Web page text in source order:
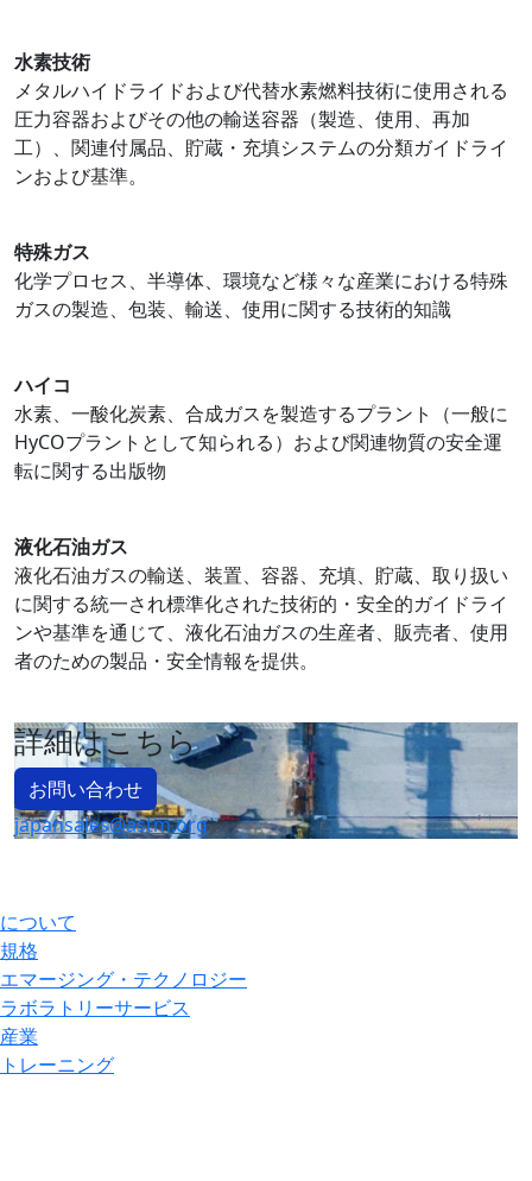
水素技術
メタルハイドライドおよび代替水素燃料技術に使用される
圧力容器およびその他の輸送容器（製造、使用、再加
工）、関連付属品、貯蔵・充填システムの分類ガイドライ
ンおよび基準。
特殊ガス
化学プロセス、半導体、環境など様々な産業における特殊
ガスの製造、包装、輸送、使用に関する技術的知識
ハイコ
水素、一酸化炭素、合成ガスを製造するプラント（一般に
HyCOプラントとして知られる）および関連物質の安全運
転に関する出版物
液化石油ガス
液化石油ガスの輸送、装置、容器、充填、貯蔵、取り扱い
に関する統一され標準化された技術的・安全的ガイドライ
ンや基準を通じて、液化石油ガスの生産者、販売者、使用
者のための製品・安全情報を提供。
詳細はこちら
お問い合わせ
japansales@astm.org
について
規格
エマージング・テクノロジー
ラボラトリーサービス
産業
トレーニング